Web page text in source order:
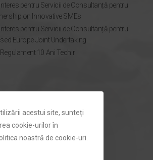
pentru Servicii de Consultanță pentru
on Innovative SMEs
pentru Servicii de Consultanță pentru
Europe Joint Undertaking
Regulament 10 Ani Techir
la curent cu ofertele Techir.ro
acestui site, sunteți
cookie-urilor în
noastră de cookie-uri.